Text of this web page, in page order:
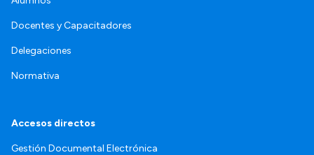
Docentes y Capacitadores
Delegaciones
Normativa
Accesos directos
Gestión Documental Electrónica